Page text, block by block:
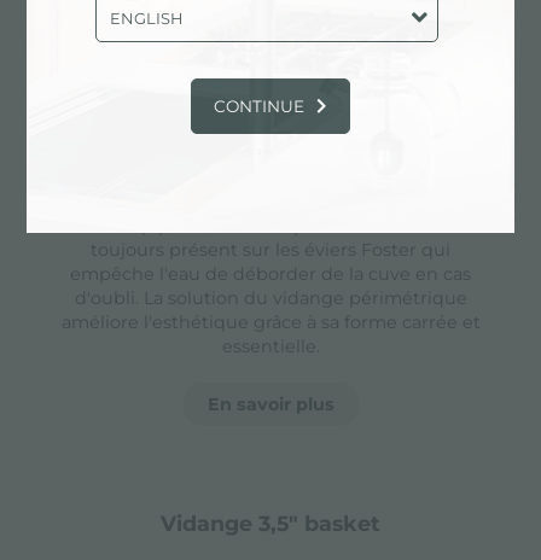
toujours présent sur les éviers Foster qui
empêche l'eau de déborder de la cuve en cas
d'oubli. La solution du vidange périmétrique
améliore l'esthétique grâce à sa forme carrée et
essentielle.
En savoir plus
vidange 3,5" basket
ENGLISH
CONTINUE